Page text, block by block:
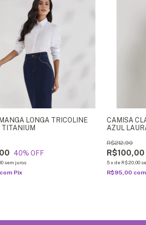
LONGA TRICOLINE
TITANIUM
40% OFF
sem juros
com Pix
CAMISA
AZUL
R$100,00
R$212,90
5x de R$20,00
R$95,00 com